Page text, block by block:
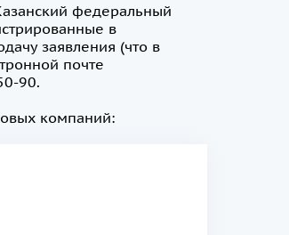
федеральный
в
заявления (что в
почте
90.
компаний: